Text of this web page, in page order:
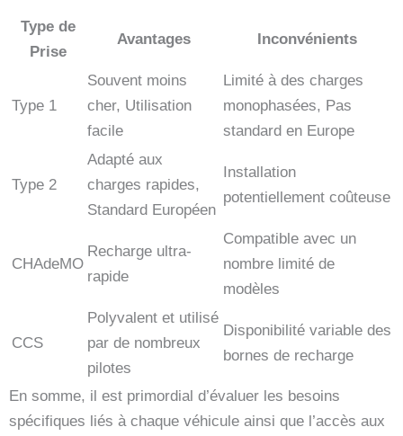
Type de
Prise
Avantages Inconvénients
Type 1
Souvent moins
cher, Utilisation
facile
Limité à des charges
monophasées, Pas
standard en Europe
Type 2
Adapté aux
charges rapides,
Standard Européen
Installation
potentiellement coûteuse
CHAdeMO
Recharge ultra-
rapide
Compatible avec un
nombre limité de
modèles
CCS
Polyvalent et utilisé
par de nombreux
pilotes
Disponibilité variable des
bornes de recharge
En somme, il est primordial d’évaluer les besoins
spécifiques liés à chaque véhicule ainsi que l’accès aux